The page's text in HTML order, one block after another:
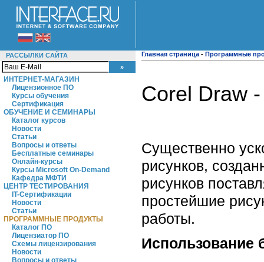
РАССЫЛКИ САЙТА
ИНТЕРНЕТ-МАГАЗИН
Лицензионное ПО
Курсы обучения
Сертификация
ОБУЧЕНИЕ И СЕМИНАРЫ
Каталог курсов
Новости
Статьи
Вопросы и ответы
Бесплатные семинары
Онлайн-курсы
Курсы Microsoft On-Demand
Кафедра МФТИ
ЦЕНТР ТЕСТИРОВАНИЯ
IT-Сертификации
Новости
Статьи
ПРОГРАММНЫЕ ПРОДУКТЫ
Каталог ПО
Лицензиатор ПО
Схемы лицензирования
Новости
Вопросы и ответы
Главная страница - Программные
Corel Draw -
Существенно
рисунков,
рисунков
простейшие
работы.
Использование